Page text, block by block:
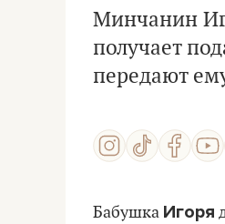
Минчанин
получает
передают
Бабушка Игоря